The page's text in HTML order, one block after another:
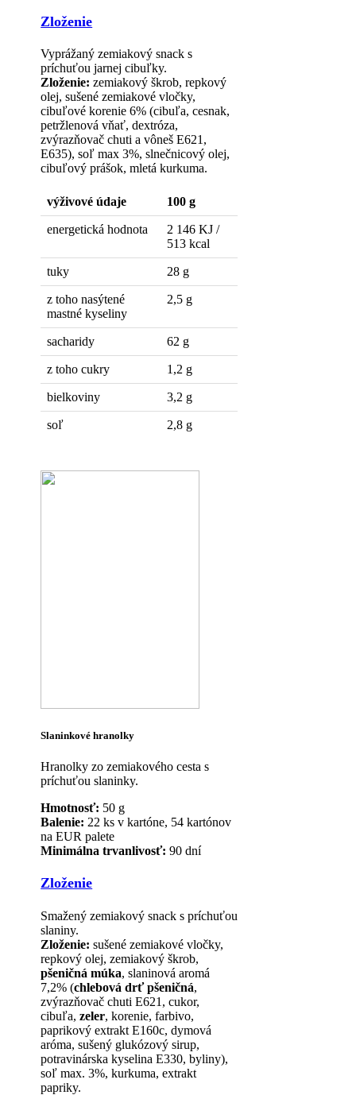
Zloženie
Vyprážaný zemiakový snack s
príchuťou jarnej cibuľky.
Zloženie: zemiakový škrob, repkový
olej, sušené zemiakové vločky,
cibuľové korenie 6% (cibuľa, cesnak,
petržlenová vňať, dextróza,
zvýrazňovač chuti a vôneš E621,
E635), soľ max 3%, slnečnicový olej,
cibuľový prášok, mletá kurkuma.
výživové údaje 100 g
energetická hodnota
2 146 KJ /
513 kcal
tuky 28 g
z toho nasýtené
mastné kyseliny
2,5 g
sacharidy 62 g
z toho cukry 1,2 g
bielkoviny 3,2 g
soľ 2,8 g
Slaninkové hranolky
Hranolky zo zemiakového cesta s
príchuťou slaninky.
Hmotnosť: 50 g
Balenie: 22 ks v kartóne, 54 kartónov
na EUR palete
Minimálna trvanlivosť: 90 dní
Zloženie
Smažený zemiakový snack s príchuťou
slaniny.
Zloženie: sušené zemiakové vločky,
repkový olej, zemiakový škrob,
pšeničná múka, slaninová aromá
7,2% (chlebová drť pšeničná,
zvýrazňovač chuti E621, cukor,
cibuľa,zeler, korenie, farbivo,
paprikový extrakt E160c, dymová
aróma, sušený glukózový sirup,
potravinárska kyselina E330, byliny),
soľ max. 3%, kurkuma, extrakt
papriky.